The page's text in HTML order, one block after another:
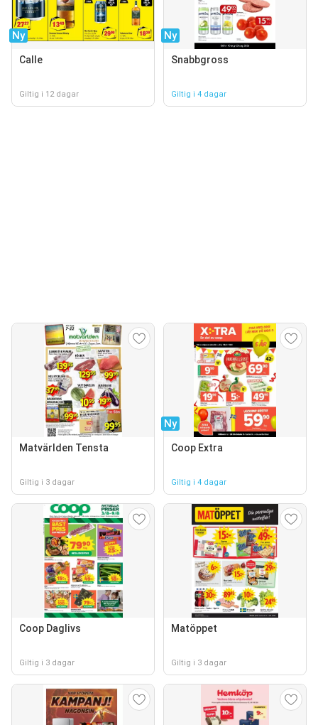
Ny
Calle
Giltig i 12 dagar
Ny
Snabbgross
Giltig i 4 dagar
Matvärlden Tensta
Giltig i 3 dagar
Ny
Coop Extra
Giltig i 4 dagar
Coop Daglivs
Giltig i 3 dagar
Matöppet
Giltig i 3 dagar